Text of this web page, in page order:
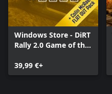
Windows Store - DiRT
Rally 2.0 Game of the
39,99 €+